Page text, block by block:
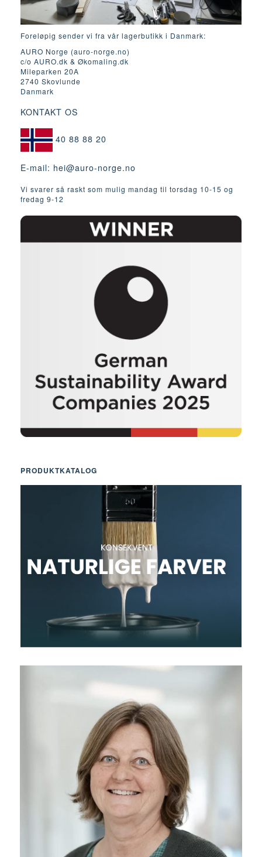
Foreløpig sender vi fra vår lagerbutikk i Danmark:
AURO Norge (auro-norge.no)
c/o AURO.dk & Økomaling.dk
Mileparken 20A
2740 Skovlunde
Danmark
KONTAKT OS
40 88 88 20
E-mail: hei@auro-norge.no
Vi svarer så raskt som mulig mandag til torsdag 10-15 og
fredag ​​9-12
PRODUKTKATALOG